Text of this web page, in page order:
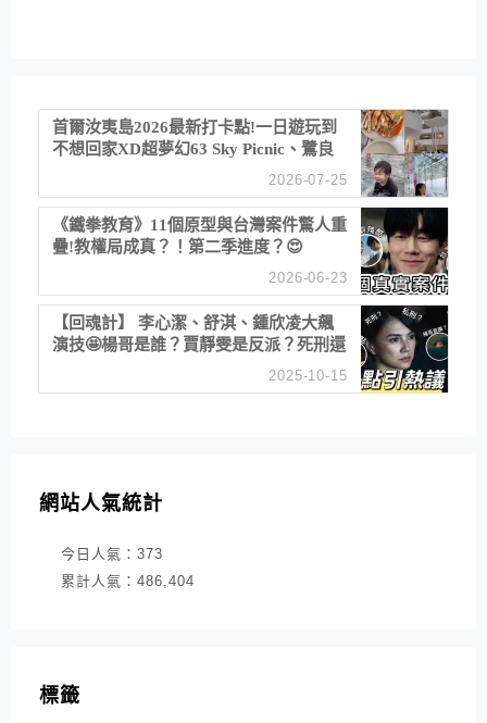
首爾汝夷島2026最新打卡點!一日遊玩到
不想回家XD超夢幻63 Sky Picnic、鷺良
津帝王蟹大餐、《淚之女王》拍攝地、漢
2026-07-25
《鐵拳教育》11個原型與台灣案件驚人重
疊!教權局成真？！第二季進度？😍
2026-06-23
【回魂計】 李心潔、舒淇、鍾欣凌大飆
演技🤩楊哥是誰？賈靜雯是反派？死刑還
2025-10-15
網站人氣統計
今日人氣： 373
累計人氣： 486,404
標籤